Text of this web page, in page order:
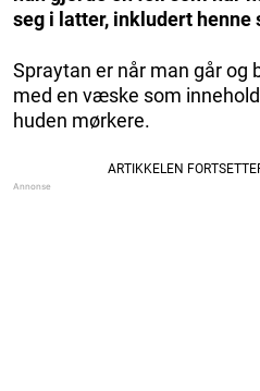
seg i latter, inkludert henne
Spraytan er når man går og
med en væske som
huden mørkere.